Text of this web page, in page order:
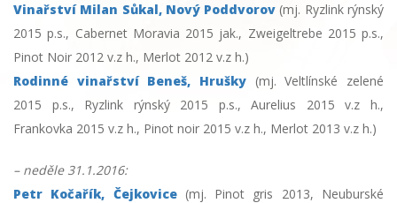
Vinařství Milan Sůkal, Nový Poddvorov (mj. Ryzlink rýnský
2015 p.s., Cabernet Moravia 2015 jak., Zweigeltrebe 2015 p.s.,
Pinot Noir 2012 v.z h., Merlot 2012 v.z h.)
Rodinné vinařství Beneš, Hrušky (mj. Veltlínské zelené
2015 p.s., Ryzlink rýnský 2015 p.s., Aurelius 2015 v.z h.,
Frankovka 2015 v.z h., Pinot noir 2015 v.z h., Merlot 2013 v.z h.)
– neděle 31.1.2016:
Petr Kočařík, Čejkovice(mj. Pinot gris 2013, Neuburské